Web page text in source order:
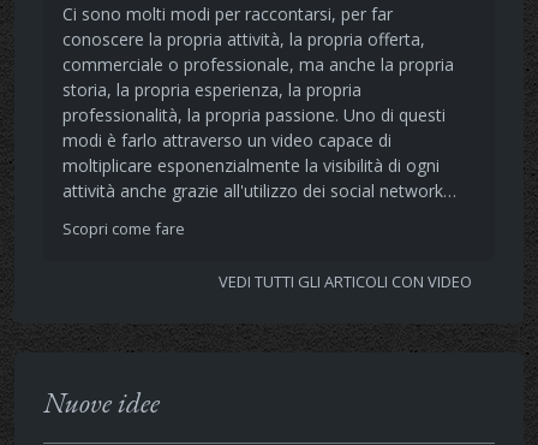
Ci sono molti modi per raccontarsi, per far
conoscere la propria attività, la propria offerta,
commerciale o professionale, ma anche la propria
storia, la propria esperienza, la propria
professionalità, la propria passione. Uno di questi
modi è farlo attraverso un video capace di
moltiplicare esponenzialmente la visibilità di ogni
attività anche grazie all'utilizzo dei social network…
Scopri come fare
VEDI TUTTI GLI ARTICOLI CON VIDEO
Nuove idee